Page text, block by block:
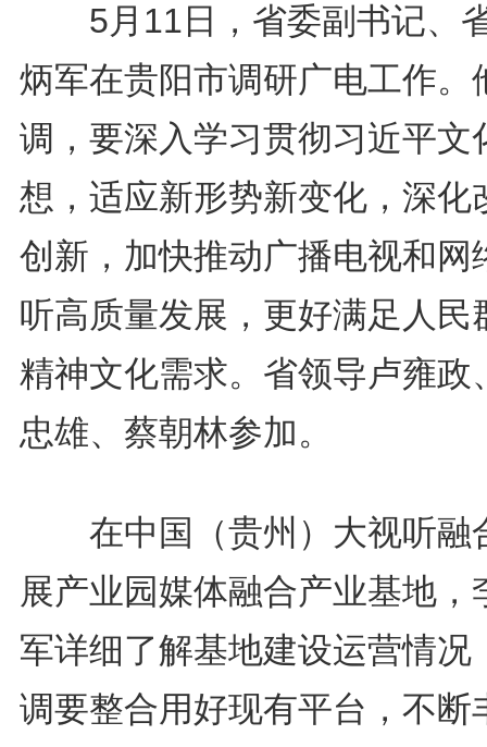
5月11日，省委副书记、
炳军在贵阳市调研广电工作。
调，要深入学习贯彻习近平文
想，适应新形势新变化，深化
创新，加快推动广播电视和网
听高质量发展，更好满足人民
精神文化需求。省领导卢雍政
忠雄、蔡朝林参加。
在中国（贵州）大视听融
展产业园媒体融合产业基地，
军详细了解基地建设运营情况
调要整合用好现有平台，不断